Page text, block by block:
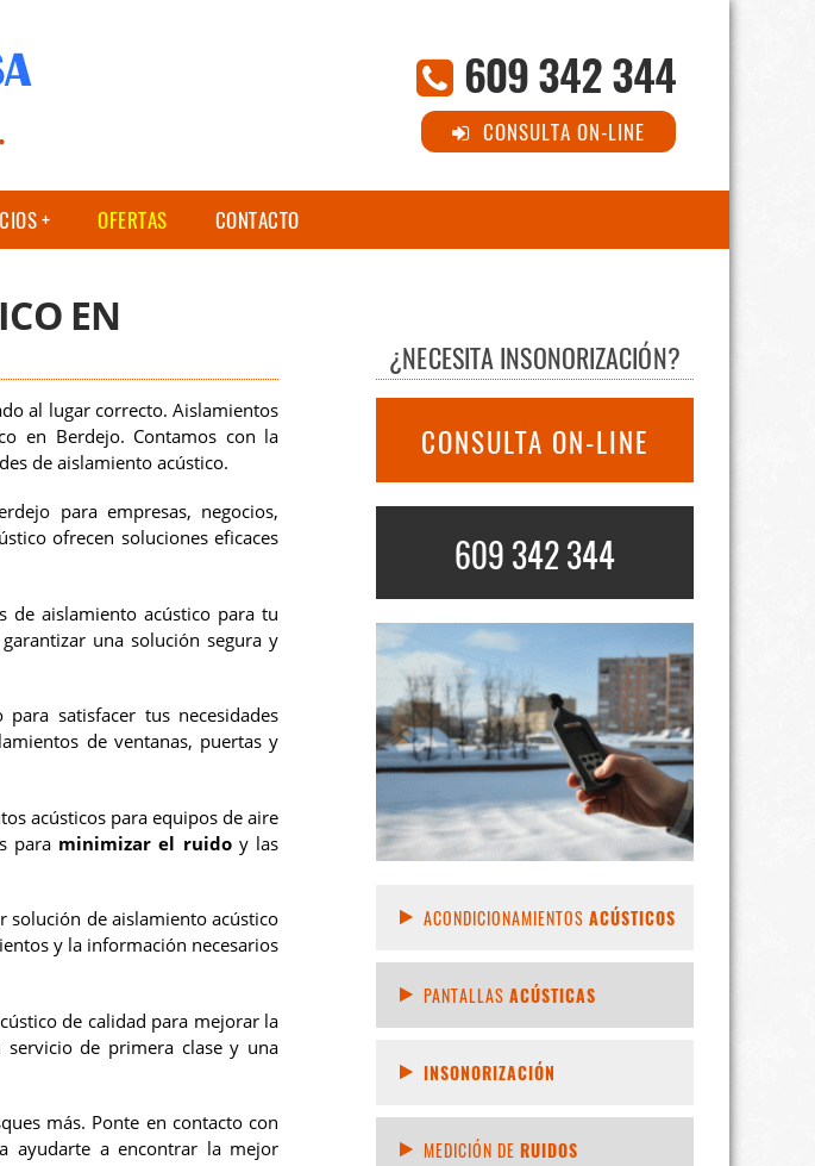
609 342 344
CONSULTA ON-LINE
OFERTAS CONTACTO
EN
al lugar correcto. Aislamientos
en Berdejo. Contamos con la
de aislamiento acústico.
para empresas, negocios,
ofrecen soluciones eficaces
de aislamiento acústico para tu
una solución segura y
satisfacer tus necesidades
de ventanas, puertas y
acústicos para equipos de aire
para minimizar el ruidoy las
solución de aislamiento acústico
y la información necesarios
de calidad para mejorar la
de primera clase y una
más. Ponte en contacto con
ayudarte a encontrar la mejor
¿NECESITA INSONORIZACIÓN?
CONSULTA ON-LINE
609 342 344
ACONDICIONAMIENTOS ACÚSTICOS
PANTALLAS ACÚSTICAS
INSONORIZACIÓN
MEDICIÓN DE RUIDOS